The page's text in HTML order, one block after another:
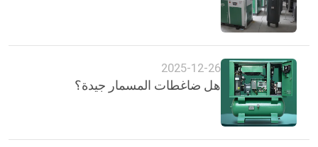
2025-12-26
هل ضاغطات المسمار جيدة؟